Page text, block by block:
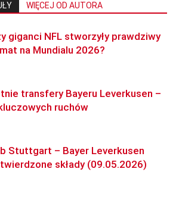
WIĘCEJ OD AUTORA
giganci NFL stworzyły prawdziwy
na Mundialu 2026?
transfery Bayeru Leverkusen –
ruchów
Stuttgart – Bayer Leverkusen
składy (09.05.2026)